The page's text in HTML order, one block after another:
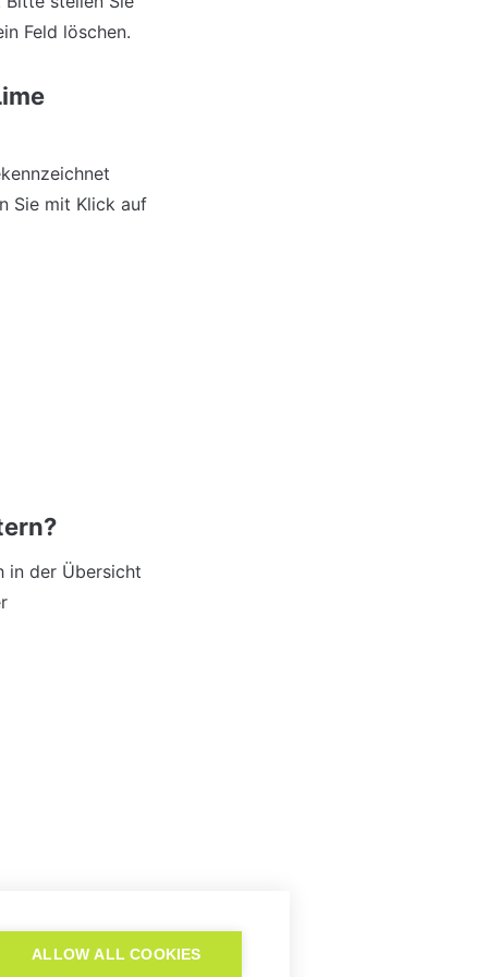
Feld löschen.
Sie mit Klick auf
in der Übersicht
ändern?
ALLOW ALL COOKIES